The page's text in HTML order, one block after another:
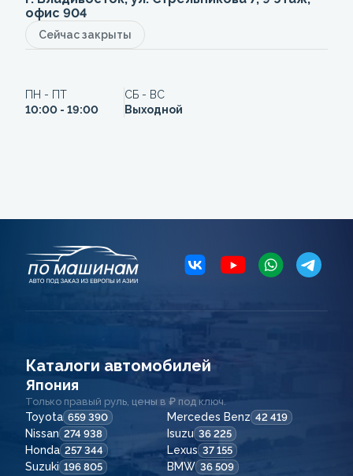
офис 904
Сейчас закрыты
ПН - ПТ
10:00 - 19:00
СБ - ВС
Выходной
Каталоги автомобилей
Япония
Только правый руль, цены в ₽ под ключ.
Toyota 659 390 Mercedes Benz 42 419
Nissan 274 938 Isuzu 36 225
Honda 257 344 Lexus 37 155
Suzuki 196 805 BMW 36 509